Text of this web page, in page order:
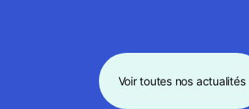
Voir toutes nos actualités